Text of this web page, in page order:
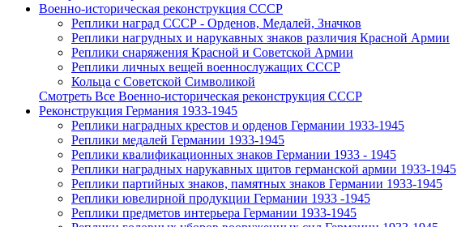
Военно-историческая реконструкция СССР
Реплики наград СССР - Орденов, Медалей, Значков
Реплики нагрудных и нарукавных знаков различия Красной Армии
Реплики снаряжения Красной и Советской Армии
Реплики личных вещей военнослужащих СССР
Кольца с Советской Символикой
Смотреть Все Военно-историческая реконструкция СССР
Реконструкция Германия 1933-1945
Реплики наградных крестов и орденов Германии 1933-1945
Реплики медалей Германии 1933-1945
Реплики квалификационных знаков Германии 1933 - 1945
Реплики наградных нарукавных щитов германской армии 1933-1945
Реплики партийных знаков, памятных знаков Германии 1933-1945
Реплики ювелирной продукции Германии 1933 -1945
Реплики предметов интерьера Германии 1933-1945